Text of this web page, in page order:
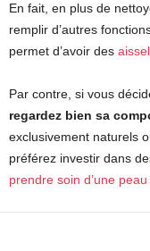
En fait, en plus de
remplir d’autres
permet d’avoir des
Par contre, si vous
regardez bien sa
exclusivement naturels
préférez investir dans
prendre soin d’une